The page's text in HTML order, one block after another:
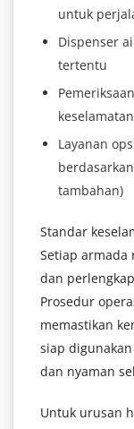
untuk
Dispenser
tertentu
Layanan
tambahan)
Standar
Setiap armada
dan
Prosedur
memastikan
siap
dan nyaman
Untuk urusan